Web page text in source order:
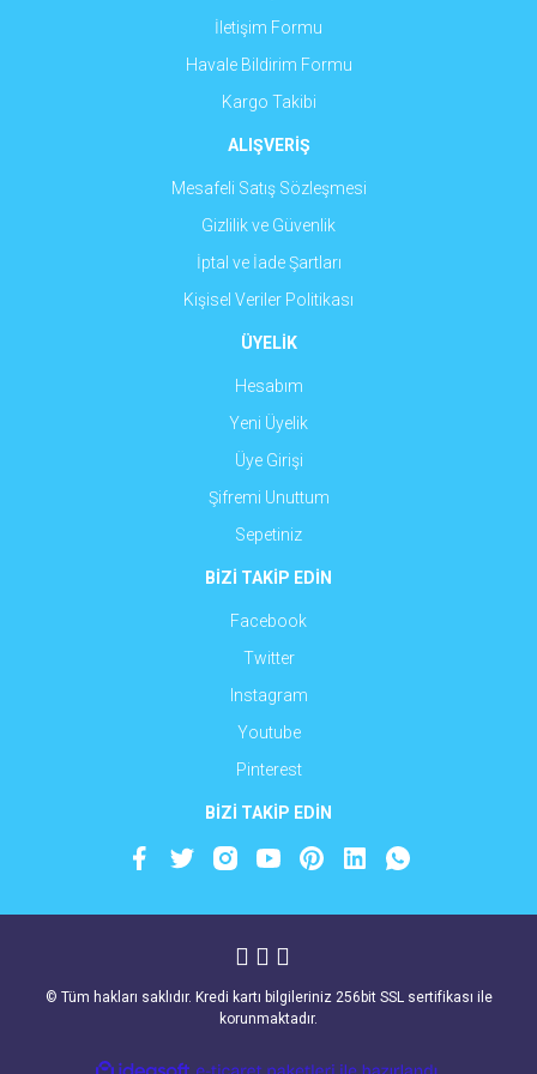
Gönder
İletişim Formu
Havale Bildirim Formu
Kargo Takibi
ALIŞVERİŞ
Mesafeli Satış Sözleşmesi
Gizlilik ve Güvenlik
İptal ve İade Şartları
Kişisel Veriler Politikası
ÜYELİK
Hesabım
Yeni Üyelik
Üye Girişi
Şifremi Unuttum
Sepetiniz
BİZİ TAKİP EDİN
Facebook
Twitter
Instagram
Youtube
Pinterest
BİZİ TAKİP EDİN
© Tüm hakları saklıdır. Kredi kartı bilgileriniz 256bit SSL sertifikası ile
korunmaktadır.